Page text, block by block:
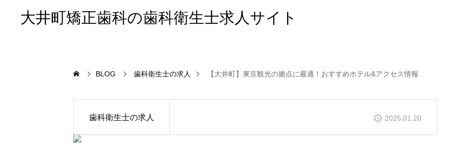
大井町矯正歯科の歯科衛生士求人サイト
BLOG 歯科衛生士の求人 【大井町】東京観光の拠点に最適！おすすめホテル&アクセス情報
歯科衛生士の求人 2025.01.20